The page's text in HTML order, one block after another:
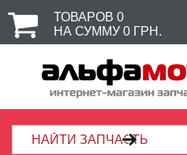
ТОВАРОВ 0
НА СУММУ 0 ГРН.